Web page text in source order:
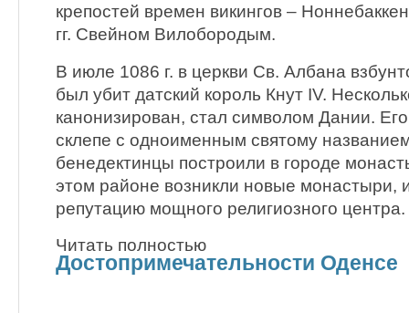
крепостей времен викингов –
гг. Свейном Вилобородым.
В июле 1086 г. в церкви Св. Албана
был убит датский король Кнут IV.
канонизирован, стал символом Дании.
склепе с одноименным святому
бенедектинцы построили в городе
этом районе возникли новые монастыри,
репутацию мощного религиозного центра.
Читать полностью
Достопримечательности Оденсе